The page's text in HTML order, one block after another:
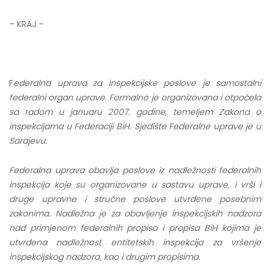
– KRAJ –
Federalna uprava za inspekcijske poslove je samostalni
federalni organ uprave. Formalno je organizovana i otpočela
sa radom u januaru 2007. godine, temeljem Zakona o
inspekcijama u Federaciji BiH. Sjedište Federalne uprave je u
Sarajevu.
Federalna uprava obavlja poslove iz nadležnosti federalnih
inspekcija koje su organizovane u sastavu uprave, i vrši i
druge upravne i stručne poslove utvrđene posebnim
zakonima. Nadležna je za obavljenje inspekcijskih nadzora
nad primjenom federalnih propisa i propisa BiH kojima je
utvrđena nadležnost entitetskih inspekcija za vršenje
inspekcijskog nadzora, kao i drugim propisima.